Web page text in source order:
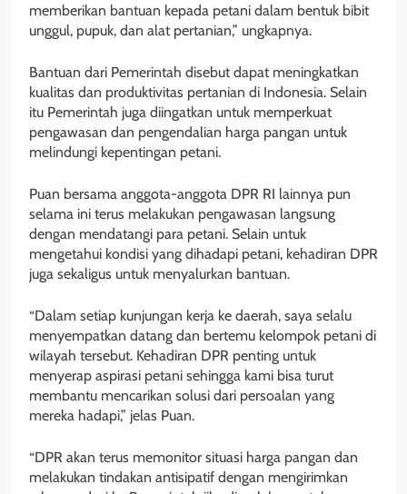
memberikan bantuan kepada petani dalam bentuk bibit
unggul, pupuk, dan alat pertanian,” ungkapnya.
Bantuan dari Pemerintah disebut dapat meningkatkan
kualitas dan produktivitas pertanian di Indonesia. Selain
itu Pemerintah juga diingatkan untuk memperkuat
pengawasan dan pengendalian harga pangan untuk
melindungi kepentingan petani.
Puan bersama anggota-anggota DPR RI lainnya pun
selama ini terus melakukan pengawasan langsung
dengan mendatangi para petani. Selain untuk
mengetahui kondisi yang dihadapi petani, kehadiran DPR
juga sekaligus untuk menyalurkan bantuan.
“Dalam setiap kunjungan kerja ke daerah, saya selalu
menyempatkan datang dan bertemu kelompok petani di
wilayah tersebut. Kehadiran DPR penting untuk
menyerap aspirasi petani sehingga kami bisa turut
membantu mencarikan solusi dari persoalan yang
mereka hadapi,” jelas Puan.
“DPR akan terus memonitor situasi harga pangan dan
melakukan tindakan antisipatif dengan mengirimkan